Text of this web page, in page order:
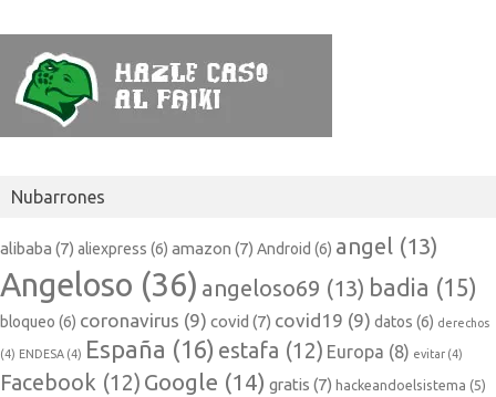
Nubarrones
alibaba (7) aliexpress (6) amazon (7) Android (6) angel (13)
Angeloso (36) angeloso69 (13) badia (15)
bloqueo (6) coronavirus (9) covid (7) covid19 (9) datos (6) derechos
(4) ENDESA (4) España (16) estafa (12) Europa (8) evitar (4)
Facebook (12) Google (14) gratis (7) hackeandoelsistema (5)